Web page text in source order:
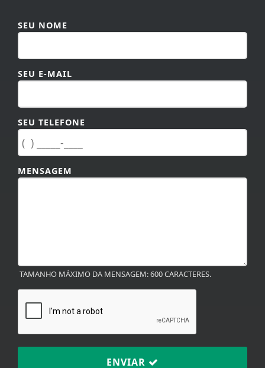
SEU NOME
SEU E-MAIL
SEU TELEFONE
MENSAGEM
TAMANHO MÁXIMO DA MENSAGEM: 600 CARACTERES.
ENVIAR